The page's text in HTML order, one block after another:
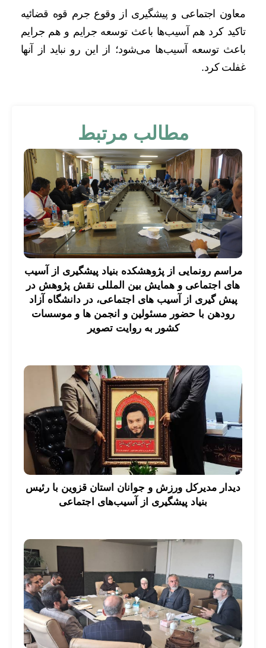
معاون اجتماعی و پیشگیری از وقوع جرم قوه قضائیه
تاکید کرد هم آسیب‌ها باعث توسعه جرایم و هم جرایم
باعث توسعه آسیب‌ها می‌شود؛ از این رو نباید از آنها
غفلت کرد.
مطالب مرتبط
مراسم رونمایی از پژوهشکده بنیاد پیشگیری از آسیب
های اجتماعی و همایش بین المللی نقش پژوهش در
پیش گیری از آسیب های اجتماعی، در دانشگاه آزاد
رودهن با حضور مسئولین و انجمن ها و موسسات
کشور به روایت تصویر
دیدار مدیرکل ورزش و جوانان استان قزوین با رئیس
بنیاد پیشگیری از آسیب‌های اجتماعی